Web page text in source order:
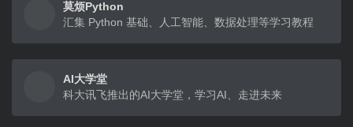
莫烦Python
汇集 Python 基础、人工智能、数据处理等学习教程
AI大学堂
科大讯飞推出的AI大学堂，学习AI、走进未来